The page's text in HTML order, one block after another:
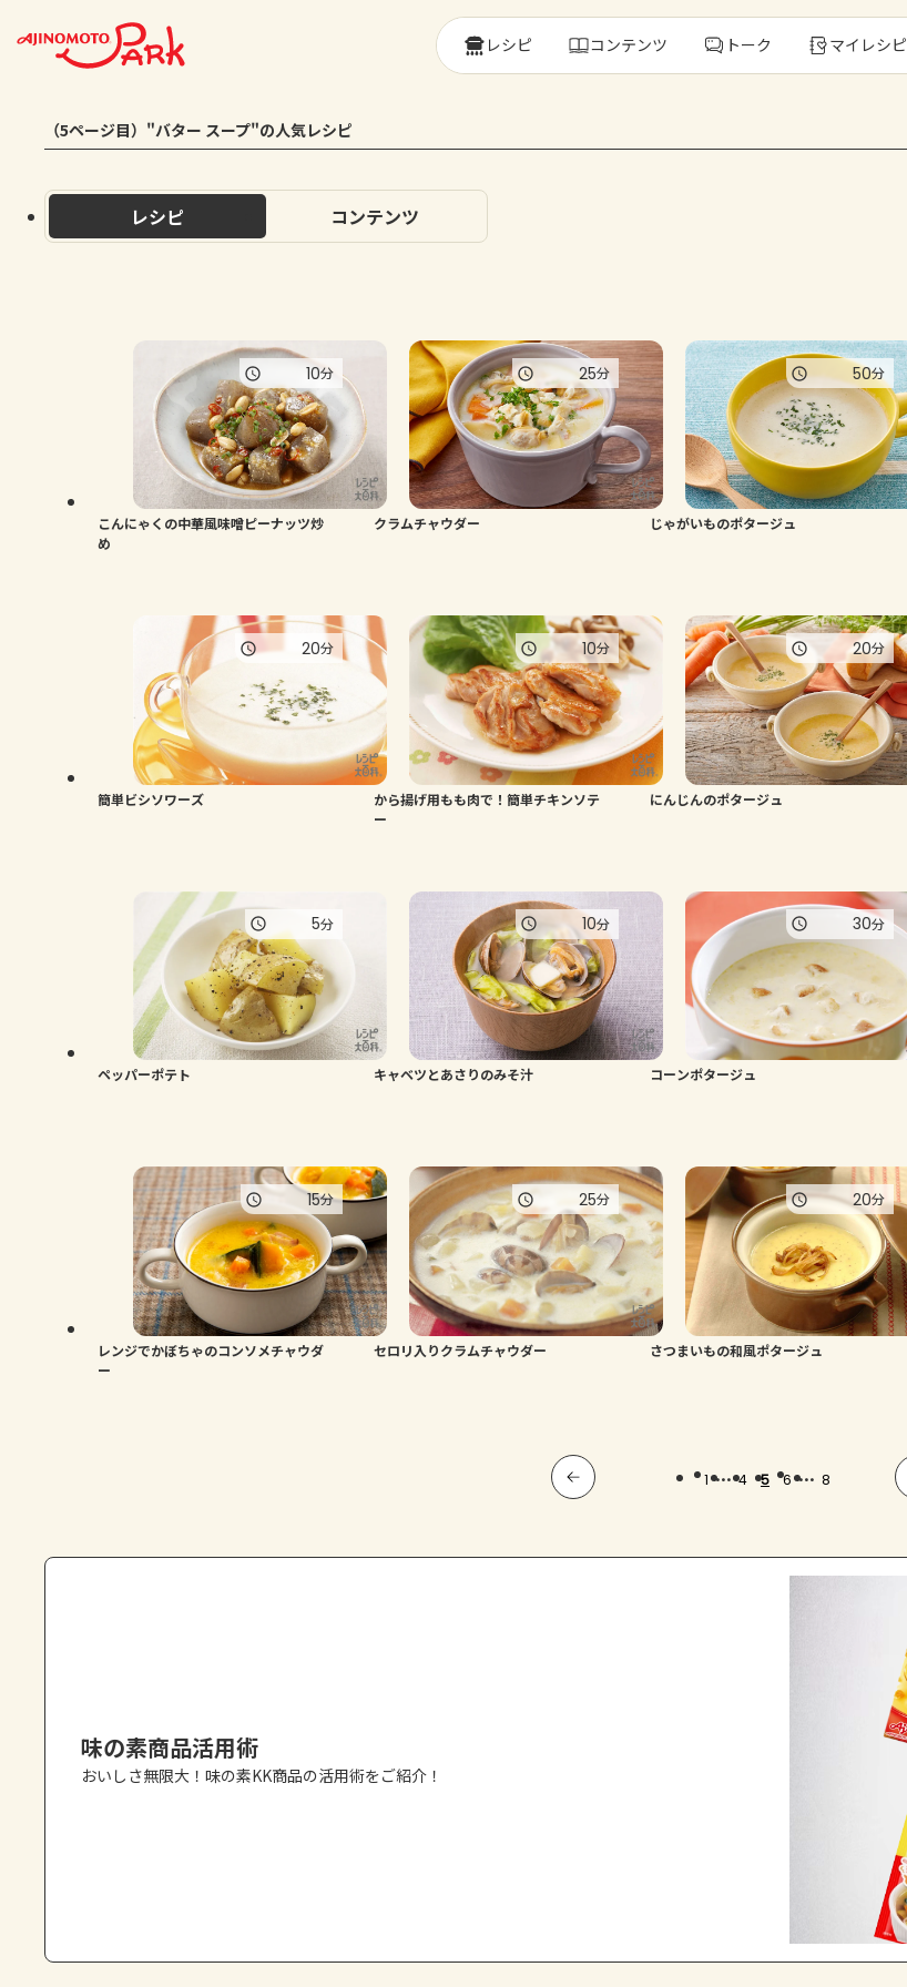
レシピ コンテンツ トーク マイレシピ
（5ページ目）"バター スープ"の人気レシピ
レシピ コンテンツ
こんにゃくの中華風味噌ピーナッツ炒
め
10分
クラムチャウダー
25分
じゃがいものポタージュ
50分
簡単ビシソワーズ
20分
から揚げ用もも肉で！簡単チキンソテ
ー
10分
にんじんのポタージュ
20分
ペッパーポテト
5分
キャベツとあさりのみそ汁
10分
コーンポタージュ
30分
レンジでかぼちゃのコンソメチャウダ
ー
15分
セロリ入りクラムチャウダー
25分
さつまいもの和風ポタージュ
20分
1 ... 4 5 6 ... 8
味の素商品活用術
おいしさ無限大！味の素KK商品の活用術をご紹介！